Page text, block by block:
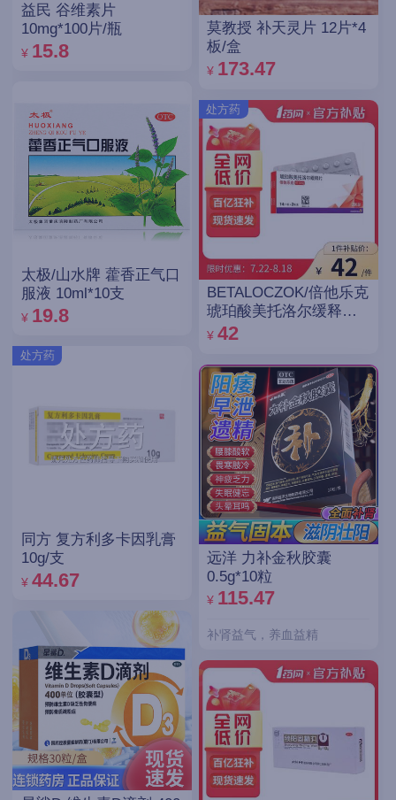
益民 谷维素片
10mg*100片/瓶
¥ 15.8
太极/山水牌 藿香正气口
服液 10ml*10支
¥ 19.8
处方药
同方 复方利多卡因乳膏
10g/支
¥ 44.67
莫教授 补天灵片 12片*4
板/盒
¥ 173.47
处方药
BETALOCZOK/倍他乐克
琥珀酸美托洛尔缓释片
47.5mg*14片*2板
¥ 42
远洋 力补金秋胶囊
0.5g*10粒
¥ 115.47
补肾益气，养血益精